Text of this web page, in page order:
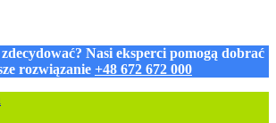
Nasi eksperci pomogą dobrać
rozwiązanie +48 672 672 000